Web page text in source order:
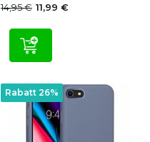
14,95 € 11,99 €
Rabatt 26%